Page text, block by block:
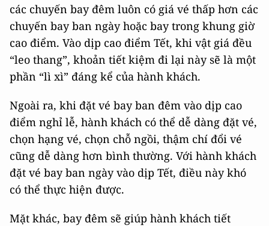
các chuyến bay đêm luôn có giá vé thấp hơn các
chuyến bay ban ngày hoặc bay trong khung giờ
cao điểm. Vào dịp cao điểm Tết, khi vật giá đều
“leo thang”, khoản tiết kiệm đi lại này sẽ là một
phần “lì xì” đáng kể của hành khách.
Ngoài ra, khi đặt vé bay ban đêm vào dịp cao
điểm nghỉ lễ, hành khách có thể dễ dàng đặt vé,
chọn hạng vé, chọn chỗ ngồi, thậm chí đổi vé
cũng dễ dàng hơn bình thường. Với hành khách
đặt vé bay ban ngày vào dịp Tết, điều này khó
có thể thực hiện được.
Mặt khác, bay đêm sẽ giúp hành khách tiết